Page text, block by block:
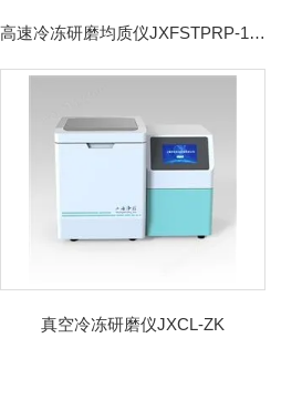
高速冷冻研磨均质仪JXFSTPRP-192CL
真空冷冻研磨仪JXCL-ZK